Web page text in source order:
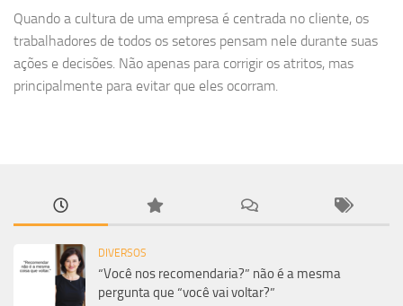
Quando a cultura de uma empresa é centrada no cliente, os
trabalhadores de todos os setores pensam nele durante suas
ações e decisões. Não apenas para corrigir os atritos, mas
principalmente para evitar que eles ocorram.
DIVERSOS
“Você nos recomendaria?” não é a mesma
pergunta que “você vai voltar?”